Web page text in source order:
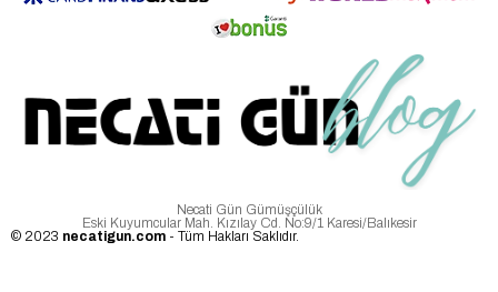
Necati Gün Gümüşçülük
Eski Kuyumcular Mah. Kızılay Cd. No:9/1 Karesi/Balıkesir
© 2023 necatigun.com - Tüm Hakları Saklıdır.